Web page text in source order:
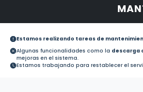
Estamos realizando tareas de
Algunas funcionalidades como la descarga
mejoras en el sistema.
Estamos trabajando para restablecer el
No hay obras de este autor.
Colaboraciones en
Tesis:
No hay tesis de este autor.